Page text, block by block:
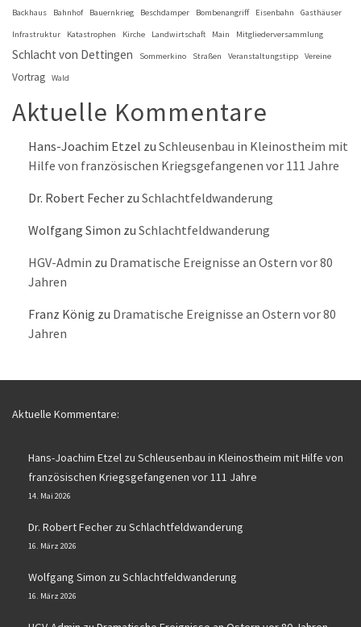
Backhaus Bahnhof Bauernkrieg Beschdamper Bombenangriff Eisenbahn Gasthäuser
Infrastruktur Katastrophen Kirche Landwirtschaft Main Mitgliederversammlung
Schlacht von Dettingen Sommerkino Straßen Veranstaltungstipp Vereine
Vortrag Wald
Aktuelle Kommentare
Hans-Joachim Etzel zu Schleusenbau in Kleinostheim mit
Hilfe von französischen Kriegsgefangenen vor 111 Jahre
Dr. Robert Fecher zu Schlachtfeldwanderung
Wolfgang Simon zu Schlachtfeldwanderung
HGV-Admin zu Dramatische Ereignisse an Ostern vor 80
Jahren
Franz König zu Dramatische Ereignisse an Ostern vor 80
Jahren
Aktuelle Kommentare:
Hans-Joachim Etzel zu Schleusenbau in Kleinostheim mit Hilfe von
französischen Kriegsgefangenen vor 111 Jahre
14. Mai 2026
Dr. Robert Fecher zu Schlachtfeldwanderung
16. März 2026
Wolfgang Simon zu Schlachtfeldwanderung
16. März 2026